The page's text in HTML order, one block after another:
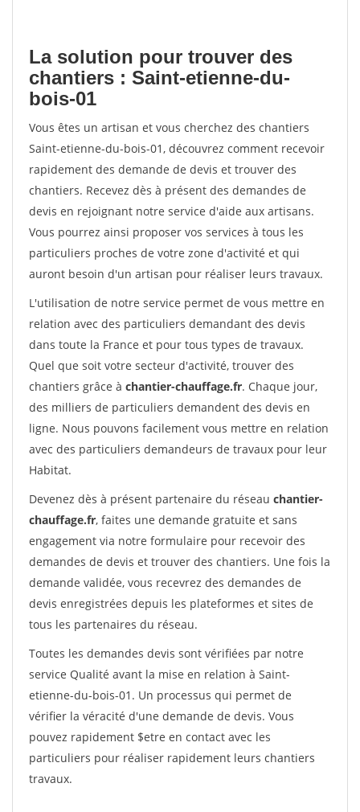
La solution pour trouver des
chantiers : Saint-etienne-du-
bois-01
Vous êtes un artisan et vous cherchez des chantiers
Saint-etienne-du-bois-01, découvrez comment recevoir
rapidement des demande de devis et trouver des
chantiers. Recevez dès à présent des demandes de
devis en rejoignant notre service d'aide aux artisans.
Vous pourrez ainsi proposer vos services à tous les
particuliers proches de votre zone d'activité et qui
auront besoin d'un artisan pour réaliser leurs travaux.
L'utilisation de notre service permet de vous mettre en
relation avec des particuliers demandant des devis
dans toute la France et pour tous types de travaux.
Quel que soit votre secteur d'activité, trouver des
chantiers grâce à chantier-chauffage.fr. Chaque jour,
des milliers de particuliers demandent des devis en
ligne. Nous pouvons facilement vous mettre en relation
avec des particuliers demandeurs de travaux pour leur
Habitat.
Devenez dès à présent partenaire du réseau chantier-
chauffage.fr, faites une demande gratuite et sans
engagement via notre formulaire pour recevoir des
demandes de devis et trouver des chantiers. Une fois la
demande validée, vous recevrez des demandes de
devis enregistrées depuis les plateformes et sites de
tous les partenaires du réseau.
Toutes les demandes devis sont vérifiées par notre
service Qualité avant la mise en relation à Saint-
etienne-du-bois-01. Un processus qui permet de
vérifier la véracité d'une demande de devis. Vous
pouvez rapidement $etre en contact avec les
particuliers pour réaliser rapidement leurs chantiers
travaux.